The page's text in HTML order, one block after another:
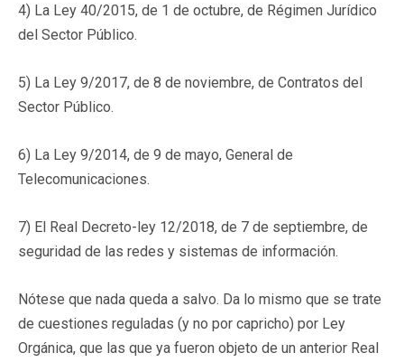
4) La Ley 40/2015, de 1 de octubre, de Régimen Jurídico
del Sector Público.
5) La Ley 9/2017, de 8 de noviembre, de Contratos del
Sector Público.
6) La Ley 9/2014, de 9 de mayo, General de
Telecomunicaciones.
7) El Real Decreto-ley 12/2018, de 7 de septiembre, de
seguridad de las redes y sistemas de información.
Nótese que nada queda a salvo. Da lo mismo que se trate
de cuestiones reguladas (y no por capricho) por Ley
Orgánica, que las que ya fueron objeto de un anterior Real